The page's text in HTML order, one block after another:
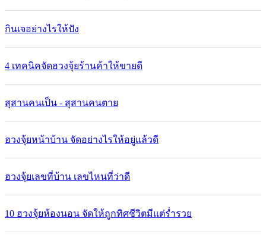
กินเจอย่างไรให้ปัง
4 เทคนิคจัดฮวงจุ้ยร้านค้าให้ขายดี
สุสานคนเป็น - สุสานคนตาย
ฮวงจุ้ยหน้าบ้าน จัดอย่างไรให้อยู่แล้วดี
ฮวงจุ้ยเลขที่บ้าน เลขไหนที่ว่าดี
10 ฮวงจุ้ยห้องนอน จัดให้ถูกทิศชีวิตมีแต่ร่ำรวย